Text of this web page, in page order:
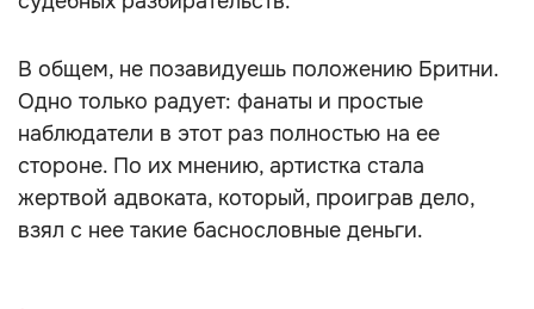
В общем, не позавидуешь положению Бритни.
Одно только радует: фанаты и простые
наблюдатели в этот раз полностью на ее
стороне. По их мнению, артистка стала
жертвой адвоката, который, проиграв дело,
взял с нее такие баснословные деньги.